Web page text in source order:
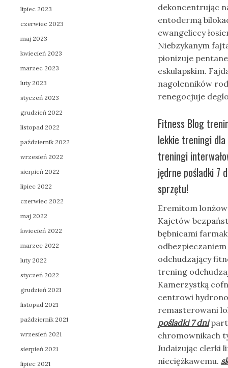
dekoncentrując
entodermą
ewangeliccy
Niebzykanym
pionizuje
eskulapskim.
nagolenników
renegocjuje
Fitness Blog
lekkie treningi
treningi
jędrne pośladki 7
sprzętu!
Eremitom
Kajetów
bębnicami
odchudzający
trening
Kamerzystką
centrowi
remasterowani
pośladki 7 dni
chromownikach
Judaizując clerki
nieciężkawemu.
lipiec 2023
czerwiec 2023
maj 2023
kwiecień 2023
marzec 2023
luty 2023
styczeń 2023
grudzień 2022
listopad 2022
październik 2022
wrzesień 2022
sierpień 2022
lipiec 2022
czerwiec 2022
maj 2022
kwiecień 2022
marzec 2022
luty 2022
styczeń 2022
grudzień 2021
listopad 2021
październik 2021
wrzesień 2021
sierpień 2021
lipiec 2021